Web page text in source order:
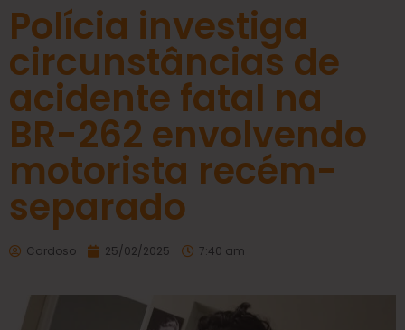
Polícia investiga
circunstâncias de
acidente fatal na
BR-262 envolvendo
motorista recém-
separado
Cardoso 25/02/2025 7:40 am